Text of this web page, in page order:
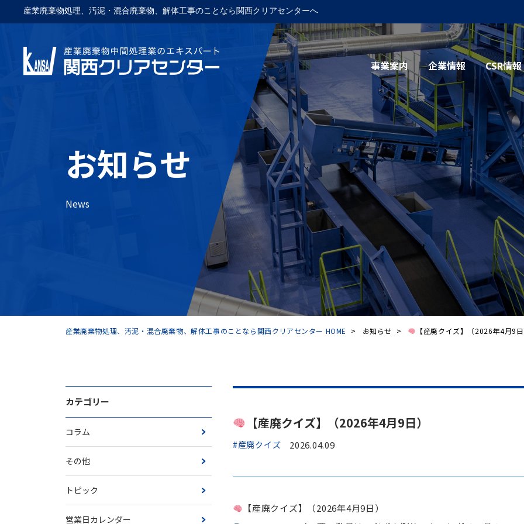
産業廃棄物処理、汚泥・混合廃棄物、解体工事のことなら関西クリアセンターへ
事業案内 企業情報 CSR情報
お知らせ
News
産業廃棄物処理、汚泥・混合廃棄物、解体工事のことなら関西クリアセンター HOME > お知らせ > 【産廃クイズ】（2026年4月9
カテゴリー
コラム
その他
トピック
営業日カレンダー
【産廃クイズ】（2026年4月9日）
#産廃クイズ 2026.04.09
【産廃クイズ】（2026年4月9日）